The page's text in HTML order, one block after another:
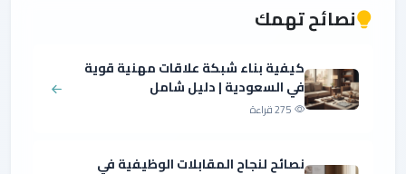
نصائح تهمك
كيفية بناء شبكة علاقات مهنية قوية
في السعودية | دليل شامل
275 قراءة
نصائح لنجاح المقابلات الوظيفية في